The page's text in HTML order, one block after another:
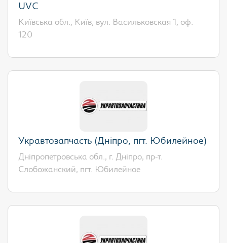
UVC
Київська обл., Київ, вул. Васильковская 1, оф.
120
Укравтозапчасть (Дніпро, пгт. Юбилейное)
Дніпропетровська обл., г. Дніпро, пр-т.
Слобожанский, пгт. Юбилейное